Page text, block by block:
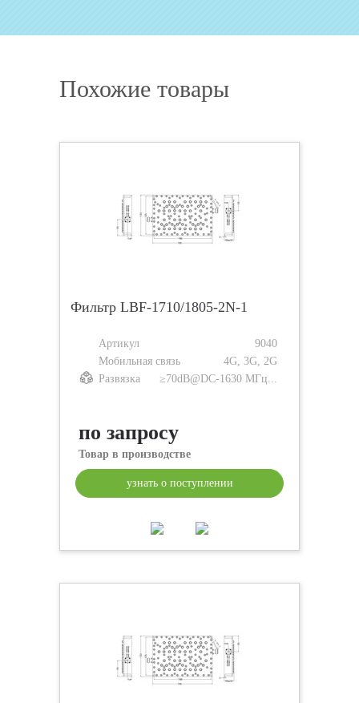
Похожие товары
Фильтр LBF-1710/1805-2N-1
Артикул
9040
Мобильная связь
4G, 3G, 2G
Развязка
≥70dB@DC-1630 МГц...
по запросу
Товар в производстве
узнать о поступлении